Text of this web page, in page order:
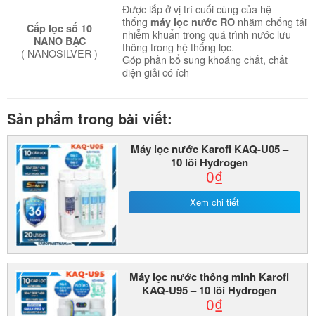
Cấp lọc số 10
NANO BẠC
( NANOSILVER )
Được lắp ở vị trí cuối cùng của hệ
thống máy lọc nước RO nhằm chống tái
nhiễm khuẩn trong quá trình nước lưu
thông trong hệ thống lọc.
Góp phần bổ sung khoáng chất, chất
điện giải có ích
Sản phẩm trong bài viết:
Máy lọc nước Karofi KAQ-U05 –
10 lõi Hydrogen
0₫
Xem chi tiết
Máy lọc nước thông minh Karofi
KAQ-U95 – 10 lõi Hydrogen
0₫